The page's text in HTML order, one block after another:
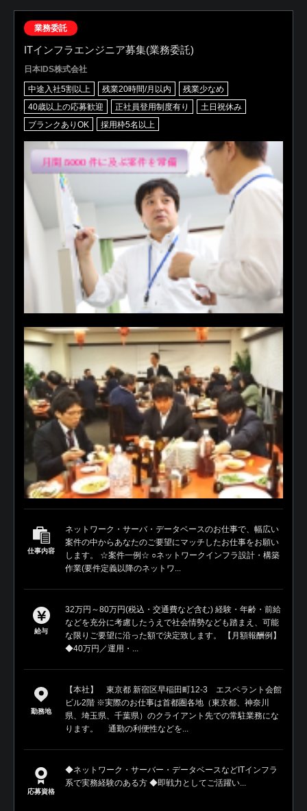
業務委託
ITインフラエンジニア募集(業務委託)
日本IDS株式会社
中途入社5割以上 残業20時間/月以内
残業少なめ
40歳以上の応募歓迎
正社員登用制度有り
土日祝休み
ブランクありOK
採用枠5名以上
仕事内容
ネットワーク・サーバ・データベースのお仕事で、幅広い
案件の中からあなたのご要望にマッチしたお仕事をお願い
します。 ☆案件一例☆ ○ネットワークインフラ設計・構築
作業(要件定義以降のネットワ...
給与
32万円～80万円(税込・交通費など含む) 経験・年齢・前給
などを充分に考慮したうえで社会情勢なども踏まえ、可能
な限りご要望に沿った額で決定致します。 【月額報酬例】
◆40万円／運用・...
勤務地
【本社】 東京都 新宿区早稲田町12-3 エスペラント会館
ビル2階 ※実際のお仕事は首都圏各地（東京都、神奈川
県、埼玉県、千葉県）のクライアント先での常駐業務にな
ります。 通勤の利便性などを...
応募資格
◆ネットワーク・サーバー・データベースなどITインフラ
系で実務経験のある方 ◆即戦力としてご活躍い...